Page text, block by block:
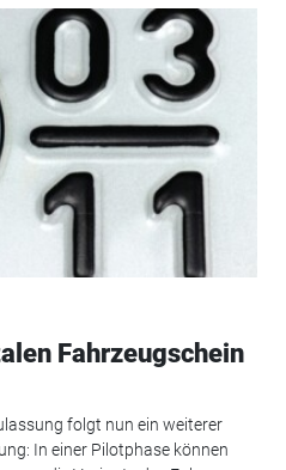
Fahrzeugschein
folgt nun ein weiterer
In einer Pilotphase können